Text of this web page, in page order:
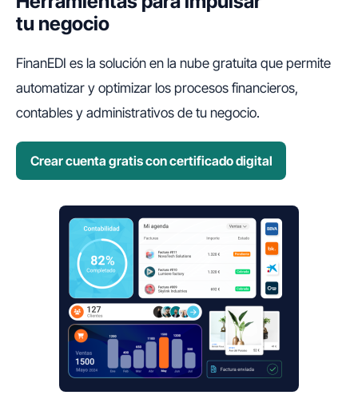
tu negocio
FinanEDI es la solución en la nube gratuita que permite
automatizar y optimizar los procesos financieros,
contables y administrativos de tu negocio.
Crear cuenta gratis con certificado digital